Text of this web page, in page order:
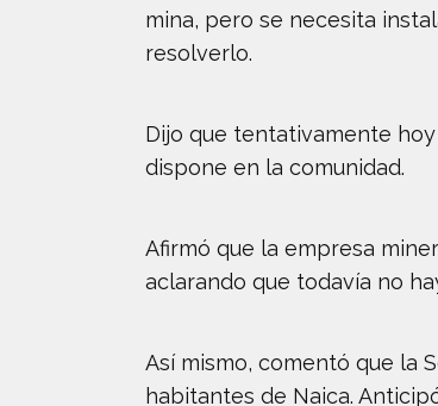
mina, pero se necesita
resolverlo.
Dijo que tentativamente
dispone en la comunidad.
Afirmó que la empresa
aclarando que todavía no
Así mismo, comentó que la
habitantes de Naica.